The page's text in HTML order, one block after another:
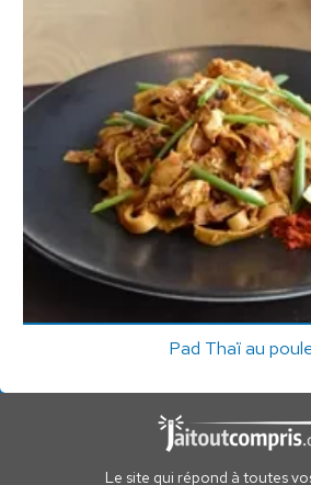
Pad Thaï au
Le site qui répond à toutes